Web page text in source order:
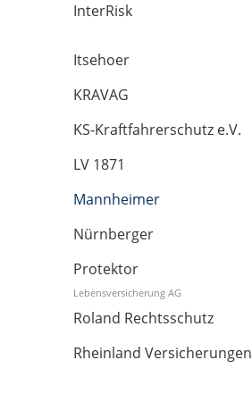
InterRisk
Itsehoer
KRAVAG
KS-Kraftfahrerschutz e.V.
LV 1871
Mannheimer
Nürnberger
Protektor
Lebensversicherung AG
Roland Rechtsschutz
Rheinland Versicherungen